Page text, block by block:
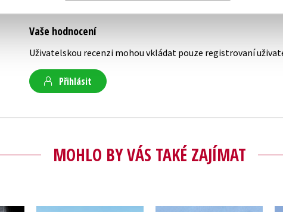
Vaše hodnocení
Uživatelskou recenzi mohou vkládat pouze registrovaní
Přihlásit
MOHLO BY VÁS TAKÉ ZAJÍMAT